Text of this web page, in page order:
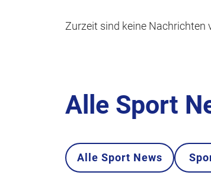
Zurzeit sind keine Nachrichten
Alle Sport
Alle Sport News